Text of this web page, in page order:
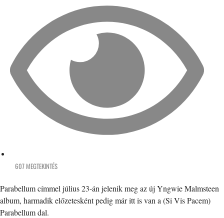
607 MEGTEKINTÉS
Parabellum címmel július 23-án jelenik meg az új Yngwie Malmsteen
album, harmadik előzetesként pedig már itt is van a (Si Vis Pacem)
Parabellum dal.